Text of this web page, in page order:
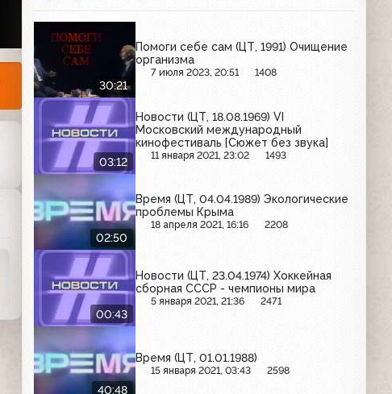
30:21
Помоги себе сам (ЦТ, 1991) Очищение
организма
7 июля 2023, 20:51 1408
03:12
Новости (ЦТ, 18.08.1969) VI
Московский международный
кинофестиваль [Сюжет без звука]
11 января 2021, 23:02 1493
02:50
Время (ЦТ, 04.04.1989) Экологические
проблемы Крыма
18 апреля 2021, 16:16 2208
00:43
Новости (ЦТ, 23.04.1974) Хоккейная
сборная СССР - чемпионы мира
5 января 2021, 21:36 2471
40:48
Время (ЦТ, 01.01.1988)
15 января 2021, 03:43 2598